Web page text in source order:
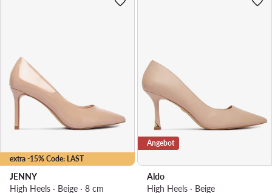
extra -15% Code: LAST
JENNY
High Heels · Beige · 8 cm
Angebot
Aldo
High Heels · Beige